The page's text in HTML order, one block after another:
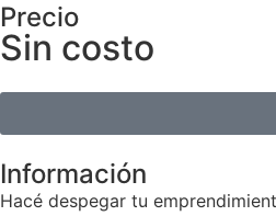
Precio
Sin costo
Información
Hacé despegar tu